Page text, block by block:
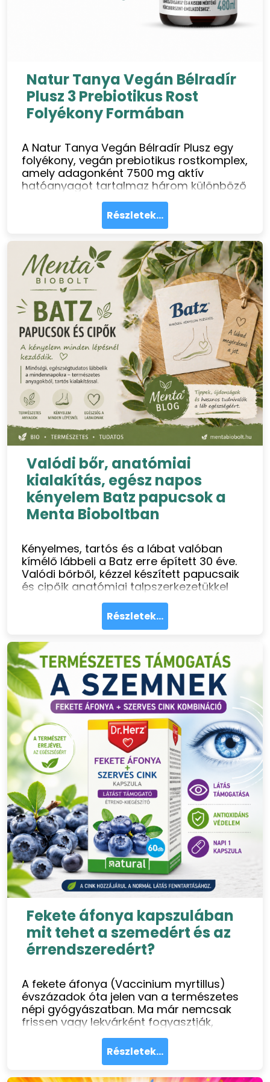
Natur Tanya Vegán Bélradír
Plusz 3 Prebiotikus Rost
Folyékony Formában
A Natur Tanya Vegán Bélradír Plusz egy
folyékony, vegán prebiotikus rostkomplex,
amely adagonként 7500 mg aktív
hatóanyagot tartalmaz három különböző
rostforrásból: GOFOS
fruktooligoszacharidból, almahéjból
kivont pektinből és Fibregum
standardizált orvosi citromfű kivonattal.
Részletek...
Valódi bőr, anatómiai
kialakítás, egész napos
kényelem Batz papucsok a
Menta Bioboltban
Kényelmes, tartós és a lábat valóban
kímélő lábbeli a Batz erre épített 30 éve.
Valódi bőrből, kézzel készített papucsaik
és cipőik anatómiai talpszerkezetükkel
egész napra szóló kényelmet nyújthatnak.
Személyesen kipróbálható a Menta
Biobolt dorogi üzletében!
Részletek...
Fekete áfonya kapszulában
mit tehet a szemedért és az
érrendszeredért?
A fekete áfonya (Vaccinium myrtillus)
évszázadok óta jelen van a természetes
népi gyógyászatban. Ma már nemcsak
frissen vagy lekvárként fogyasztják,
hanem koncentrált kivonat formájában,
kapszulában is elérhető így a benne lévő
értékes hatóanyagok kényelmesen,
Részletek...